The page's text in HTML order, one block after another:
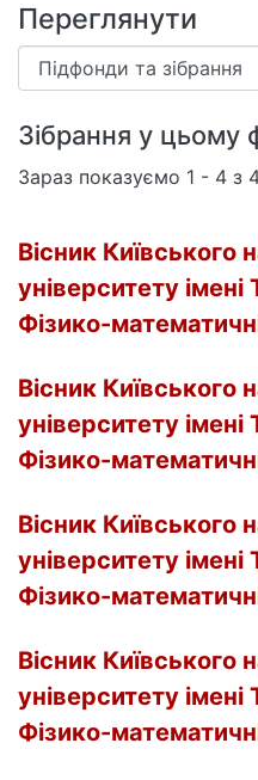
Переглянути
Зібрання у цьому
Зараз показуємо 1 - 4 з
Вісник Київського
університету
Фізико-
Вісник Київського
університету
Фізико-
Вісник Київського
університету
Фізико-
Вісник Київського
університету
Фізико-